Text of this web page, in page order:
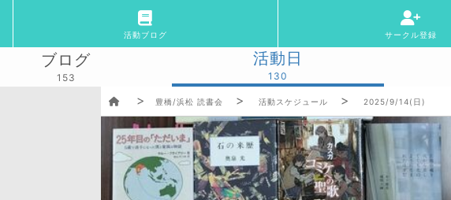
活動ブログ サークル登録
ブログ
153
活動日
130
豊橋/浜松 読書会 活動スケジュール 2025/9/14(日)